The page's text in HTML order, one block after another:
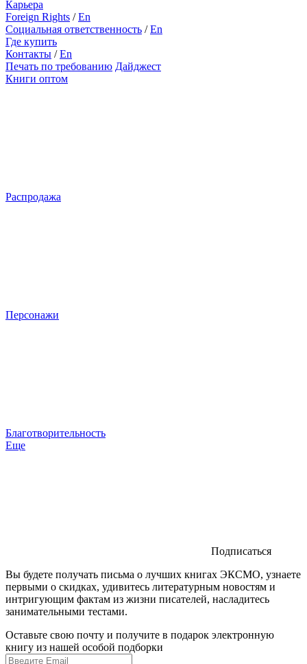
Карьера
Foreign Rights /En
Социальная ответственность /En
Где купить
Контакты /En
Печать по требованию Дайджест
Книги оптом
Распродажа
Персонажи
Благотворительность
Еще
Подписаться
Вы будете получать письма о лучших книгах ЭКСМО, узнаете
первыми о скидках, удивитесь литературным новостям и
интригующим фактам из жизни писателей, насладитесь
занимательными тестами.
Оставьте свою почту и получите в подарок электронную
книгу из нашей особой подборки